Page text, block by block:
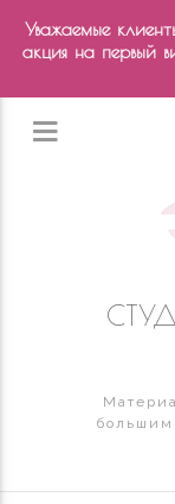
большим
Уважаемые
акция на первый